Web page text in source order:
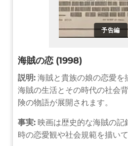
予告編
海賊の恋 (1998)
説明: 海賊と貴族の娘の恋愛を
海賊の生活とその時代の社会
険の物語が展開されます。
事実: 映画は歴史的な海賊の記
時の恋愛観や社会規範を描いて